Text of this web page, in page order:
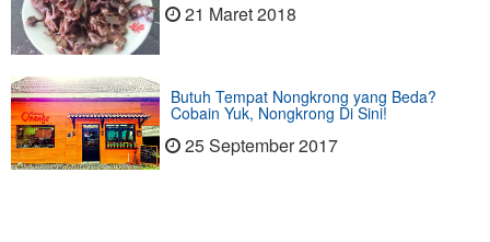
21 Maret 2018
Butuh Tempat Nongkrong yang Beda?
Cobain Yuk, Nongkrong Di Sini!
25 September 2017